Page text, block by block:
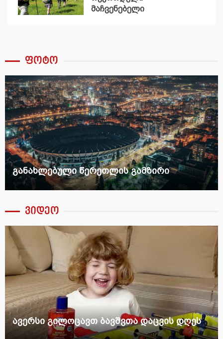
მაჩვენებელი
ფოტო
განახლებული წერეთლის გამზირი
ვიდეო
ავერსი გილოცავთ ბავშვთა დაცვის დღეს